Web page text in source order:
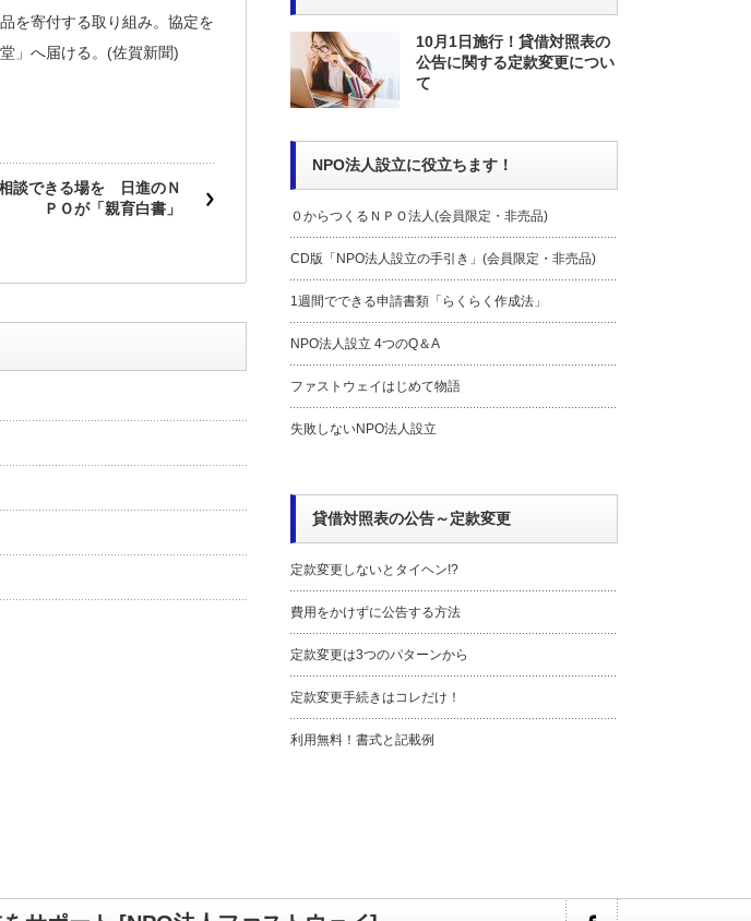
を寄付する取り組み。協定を
」へ届ける。(佐賀新聞)
談できる場を 日進のＮ
ＰＯが「親育白書」
10月1日施行！貸借対照表の
公告に関する定款変更につい
て
NPO法人設立に役立ちます！
０からつくるＮＰＯ法人(会員限定・非売品)
CD版「NPO法人設立の手引き」(会員限定・非売品)
1週間でできる申請書類「らくらく作成法」
NPO法人設立 4つのQ＆A
ファストウェイはじめて物語
失敗しないNPO法人設立
貸借対照表の公告～定款変更
定款変更しないとタイヘン!?
費用をかけずに公告する方法
定款変更は3つのパターンから
定款変更手続きはコレだけ！
利用無料！書式と記載例